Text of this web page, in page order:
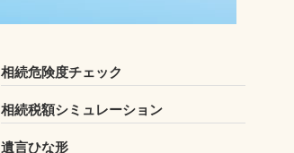
相続危険度チェック
相続税額シミュレーション
遺言ひな形